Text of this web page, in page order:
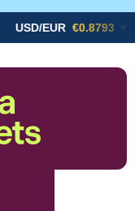
€0.8793 ▼